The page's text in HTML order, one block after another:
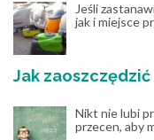
Jeśli
jak i miejsce
Jak zaoszczędzić
Nikt nie lubi
przecen, aby